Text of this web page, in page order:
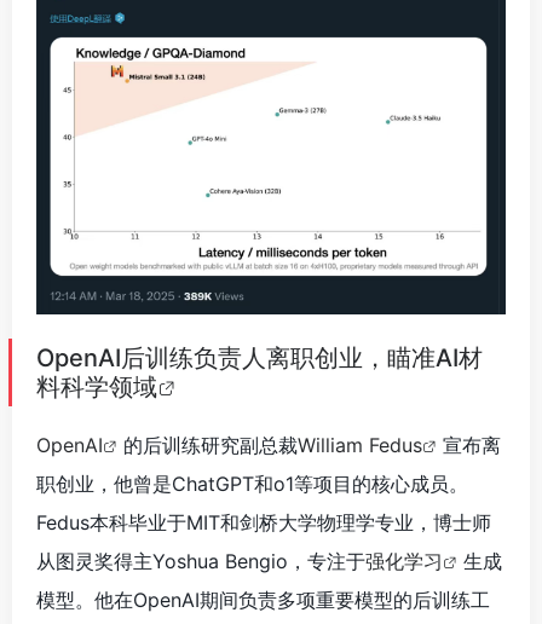
OpenAI后训练负责人离职创业，瞄准AI材
料科学领域
OpenAI 的后训练研究副总裁William Fedus
宣布离
职创业，他曾是ChatGPT和o1等项目的核心成员。
Fedus本科毕业于MIT和剑桥大学物理学专业，博士师
从图灵奖得主Yoshua Bengio，专注于强化学习
生成
模型。他在OpenAI期间负责多项重要模型的后训练工